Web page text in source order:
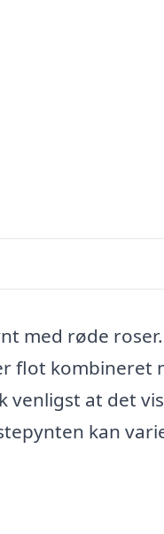
med røde
flot kombineret
at det
kan